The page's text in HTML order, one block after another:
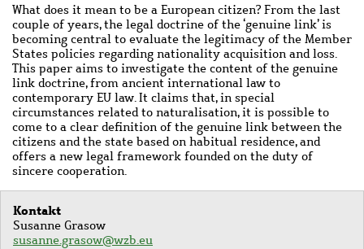
What does it mean to be a European citizen? From the last
couple of years, the legal doctrine of the ‘genuine link’ is
becoming central to evaluate the legitimacy of the Member
States policies regarding nationality acquisition and loss.
This paper aims to investigate the content of the genuine
link doctrine, from ancient international law to
contemporary EU law. It claims that, in special
circumstances related to naturalisation, it is possible to
come to a clear definition of the genuine link between the
citizens and the state based on habitual residence, and
offers a new legal framework founded on the duty of
sincere cooperation.
Kontakt
Susanne Grasow
susanne.grasow@wzb.eu